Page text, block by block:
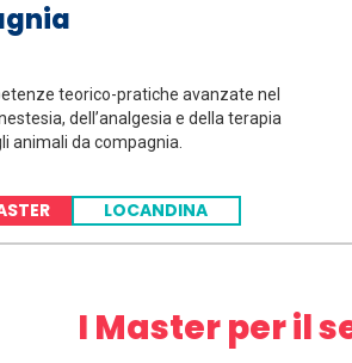
teorico-pratiche avanzate nel
dell’analgesia e della terapia
animali da compagnia.
LOCANDINA
I Master per il